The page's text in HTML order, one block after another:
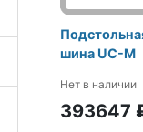
шина UC-M
Нет в наличии
393647